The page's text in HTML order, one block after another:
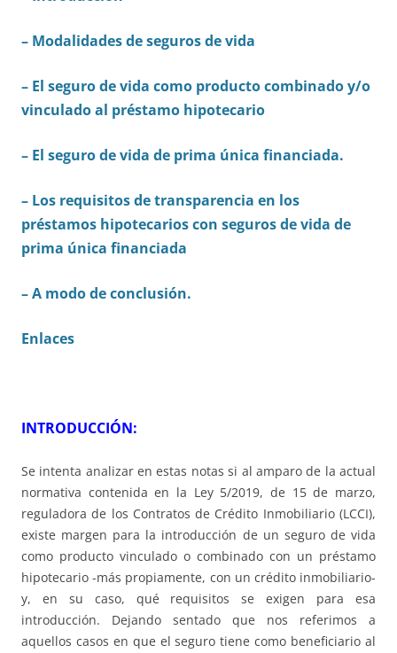
– Modalidades de seguros de vida
– El seguro de vida como producto combinado y/o
vinculado al préstamo hipotecario
– El seguro de vida de prima única financiada.
– Los requisitos de transparencia en los
préstamos hipotecarios con seguros de vida de
prima única financiada
– A modo de conclusión.
Enlaces
INTRODUCCIÓN:
Se intenta analizar en estas notas si al amparo de la actual
normativa contenida en la Ley 5/2019, de 15 de marzo,
reguladora de los Contratos de Crédito Inmobiliario (LCCI),
existe margen para la introducción de un seguro de vida
como producto vinculado o combinado con un préstamo
hipotecario -más propiamente, con un crédito inmobiliario-
y, en su caso, qué requisitos se exigen para esa
introducción. Dejando sentado que nos referimos a
aquellos casos en que el seguro tiene como beneficiario al